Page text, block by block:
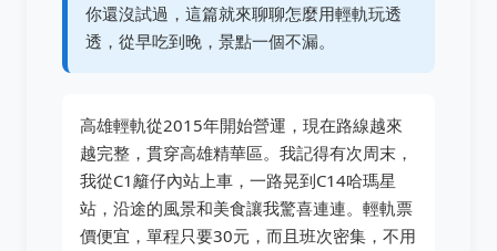
你還沒試過，這篇就來聊聊怎麼用輕軌玩透
透，從早吃到晚，景點一個不漏。
高雄輕軌從2015年開始營運，現在路線越來
越完整，貫穿高雄精華區。我記得有次周末，
我從C1籬仔內站上車，一路晃到C14哈瑪星
站，沿途的風景和美食讓我驚喜連連。輕軌票
價便宜，單程只要30元，而且班次密集，不用